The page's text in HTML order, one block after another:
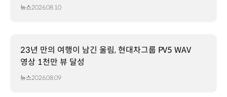
뉴스2026.08.10
23년 만의 여행이 남긴 울림, 현대차그룹 PV5 WAV
영상 1천만 뷰 달성
뉴스2026.08.09